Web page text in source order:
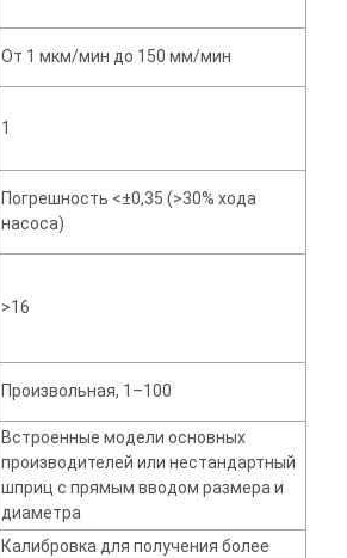
От 1 мкм/мин до 150 мм/мин
1
Погрешность <±0,35 (>30% хода
насоса)
>16
Произвольная, 1–100
Встроенные модели основных
производителей или нестандартный
шприц с прямым вводом размера и
диаметра
Калибровка для получения более